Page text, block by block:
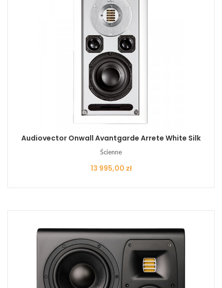
Audiovector Onwall Avantgarde Arrete White Silk
Ścienne
Cena
13 995,00 zł